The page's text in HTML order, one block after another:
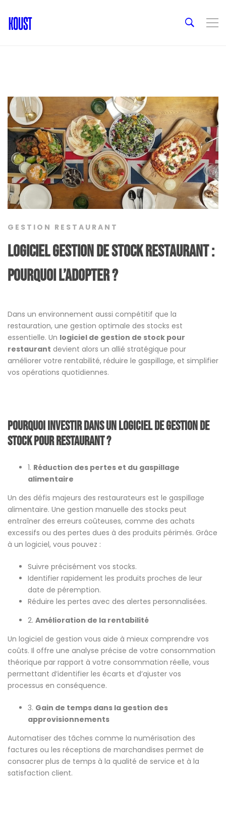
GESTION RESTAURANT
Logiciel gestion de stock restaurant :
Pourquoi l’adopter ?
Dans un environnement aussi compétitif que la
restauration, une gestion optimale des stocks est
essentielle. Un logiciel de gestion de stock pour
restaurant devient alors un allié stratégique pour
améliorer votre rentabilité, réduire le gaspillage, et simplifier
vos opérations quotidiennes.
Pourquoi investir dans un logiciel de gestion de
stock pour restaurant ?
1. Réduction des pertes et du gaspillage
alimentaire
Un des défis majeurs des restaurateurs est le gaspillage
alimentaire. Une gestion manuelle des stocks peut
entraîner des erreurs coûteuses, comme des achats
excessifs ou des pertes dues à des produits périmés. Grâce
à un logiciel, vous pouvez :
Suivre précisément vos stocks.
Identifier rapidement les produits proches de leur
date de péremption.
Réduire les pertes avec des alertes personnalisées.
2. Amélioration de la rentabilité
Un logiciel de gestion vous aide à mieux comprendre vos
coûts. Il offre une analyse précise de votre consommation
théorique par rapport à votre consommation réelle, vous
permettant d’identifier les écarts et d’ajuster vos
processus en conséquence.
3. Gain de temps dans la gestion des
approvisionnements
Automatiser des tâches comme la numérisation des
factures ou les réceptions de marchandises permet de
consacrer plus de temps à la qualité de service et à la
satisfaction client.